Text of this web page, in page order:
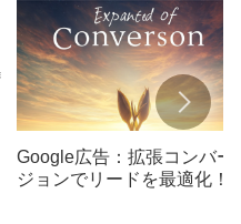
Google広告：拡張コンバー
ジョンでリードを最適化！